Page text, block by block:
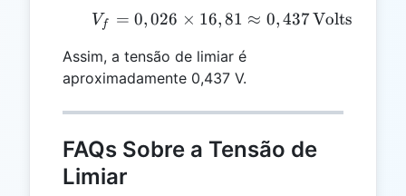
V_f = 0,026 \times
Vf = 0,026 × 16,81 ≈ 0,437Volts
Assim, a tensão de limiar é
aproximadamente 0,437 V.
FAQs Sobre a Tensão de
Limiar